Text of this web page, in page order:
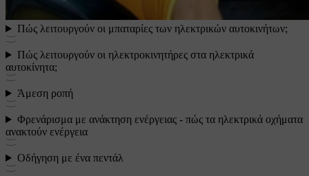
Πώς λειτουργούν οι μπαταρίες των ηλεκτρικών αυτοκινήτων;
Πώς λειτουργούν οι ηλεκτροκινητήρες στα ηλεκτρικά
αυτοκίνητα;
Άμεση ροπή
Φρενάρισμα με ανάκτηση ενέργειας - πώς τα ηλεκτρικά οχήματα
ανακτούν ενέργεια
Οδήγηση με ένα πεντάλ